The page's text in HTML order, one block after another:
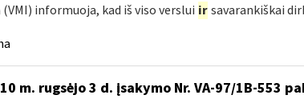
informuoja, kad iš viso verslui ir savarankiškai
m. rugsėjo 3 d. įsakymo Nr. VA-97/1B-553